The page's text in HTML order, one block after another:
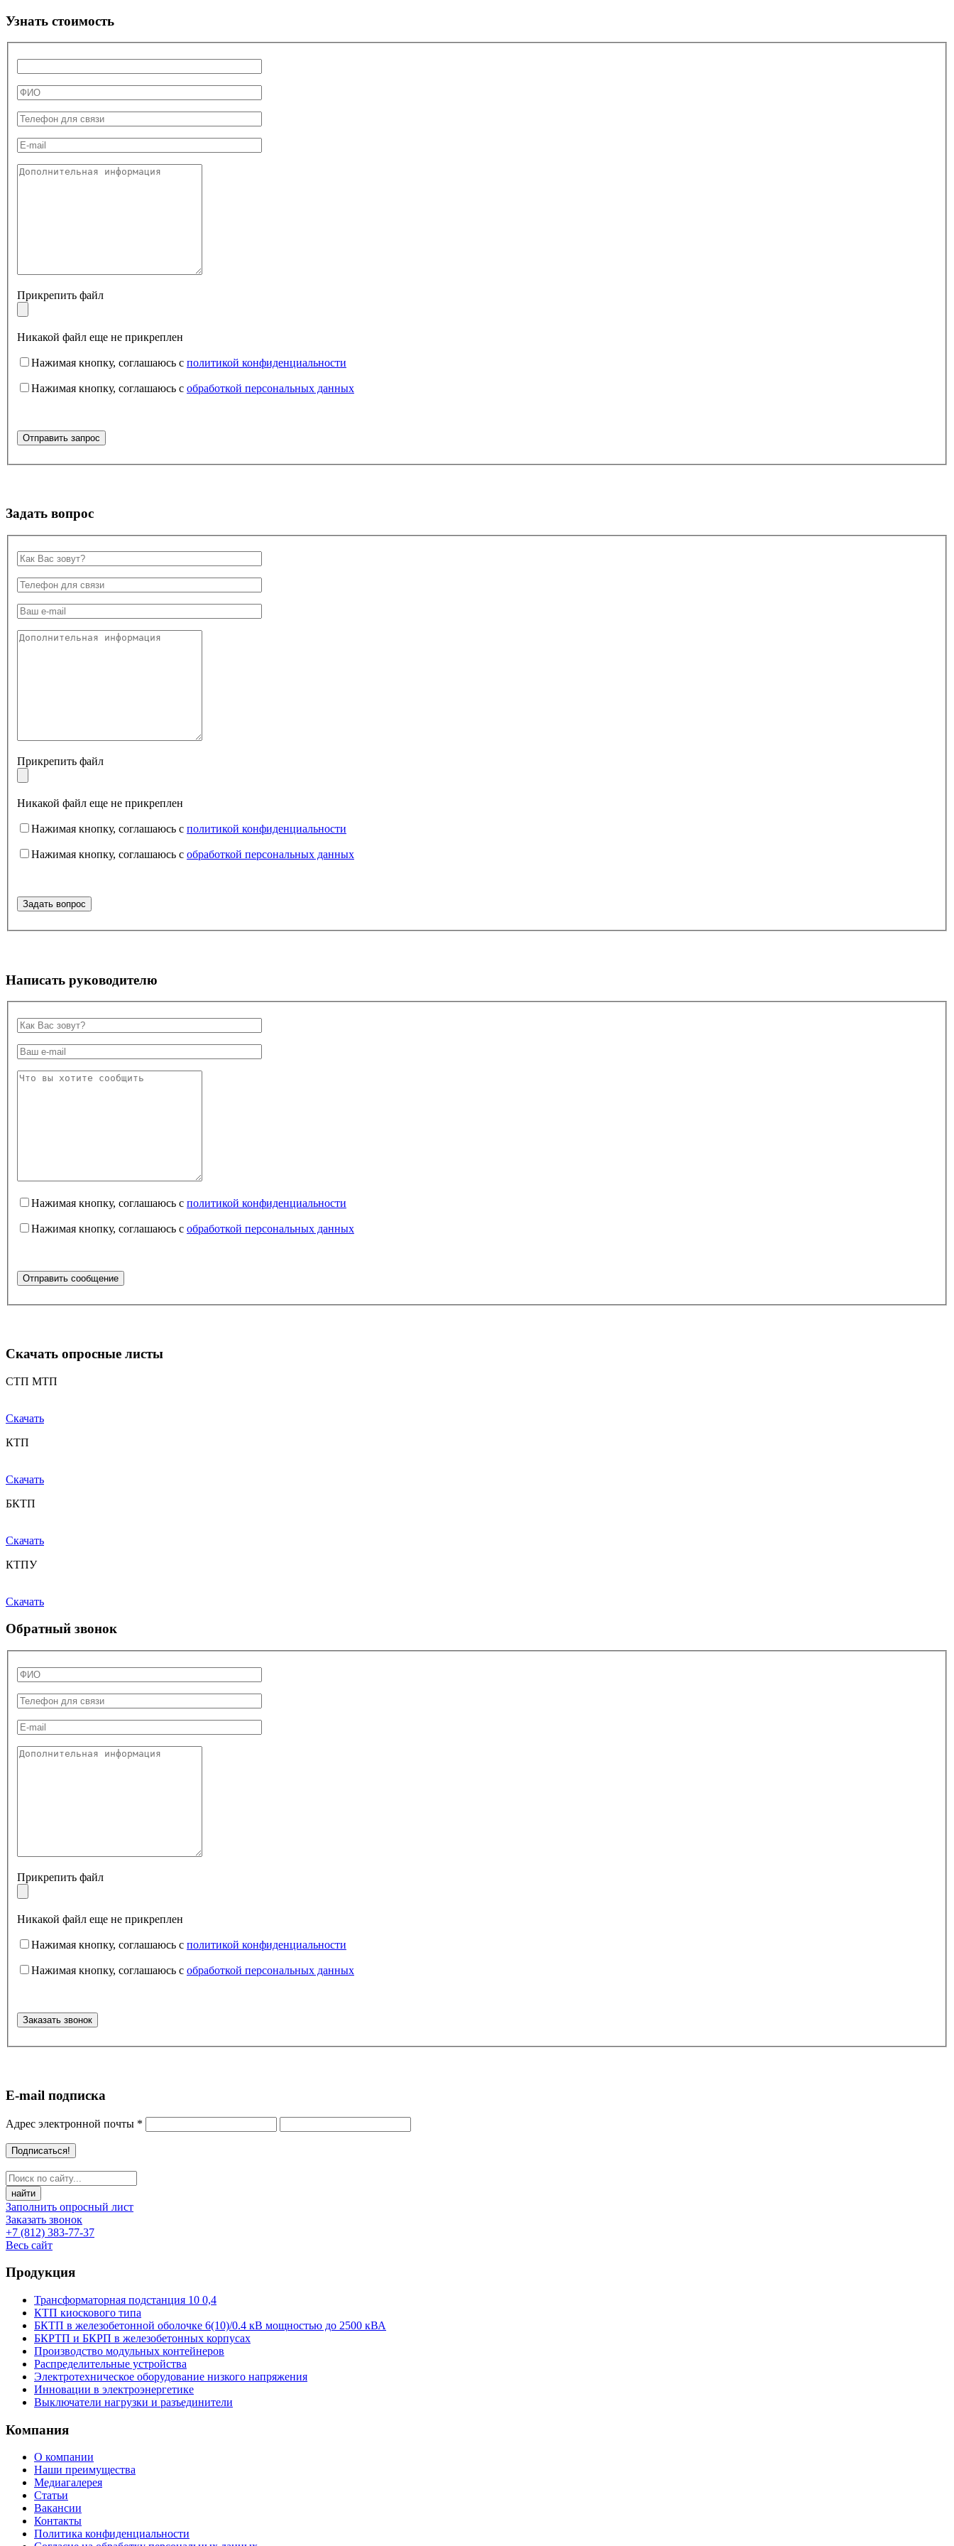
Узнать стоимость
Прикрепить файл
Никакой файл еще не прикреплен
Нажимая кнопку, соглашаюсь с политикой конфиденциальности
Нажимая кнопку, соглашаюсь с обработкой персональных данных
Задать вопрос
Прикрепить файл
Никакой файл еще не прикреплен
Нажимая кнопку, соглашаюсь с политикой конфиденциальности
Нажимая кнопку, соглашаюсь с обработкой персональных данных
Написать руководителю
Нажимая кнопку, соглашаюсь с политикой конфиденциальности
Нажимая кнопку, соглашаюсь с обработкой персональных данных
Скачать опросные листы
СТП МТП
Скачать
КТП
Скачать
БКТП
Скачать
КТПУ
Скачать
Обратный звонок
Прикрепить файл
Никакой файл еще не прикреплен
Нажимая кнопку, соглашаюсь с политикой конфиденциальности
Нажимая кнопку, соглашаюсь с обработкой персональных данных
E-mail подписка
Адрес электронной почты *
найти
Заполнить опросный лист
Заказать звонок
+7 (812) 383-77-37
Весь сайт
Продукция
Трансформаторная подстанция 10 0,4
КТП киоскового типа
БКТП в железобетонной оболочке 6(10)/0.4 кВ мощностью до 2500 кВА
БКРТП и БКРП в железобетонных корпусах
Производство модульных контейнеров
Распределительные устройства
Электротехническое оборудование низкого напряжения
Инновации в электроэнергетике
Выключатели нагрузки и разъединители
Компания
О компании
Наши преимущества
Медиагалерея
Статьи
Вакансии
Контакты
Политика конфиденциальности